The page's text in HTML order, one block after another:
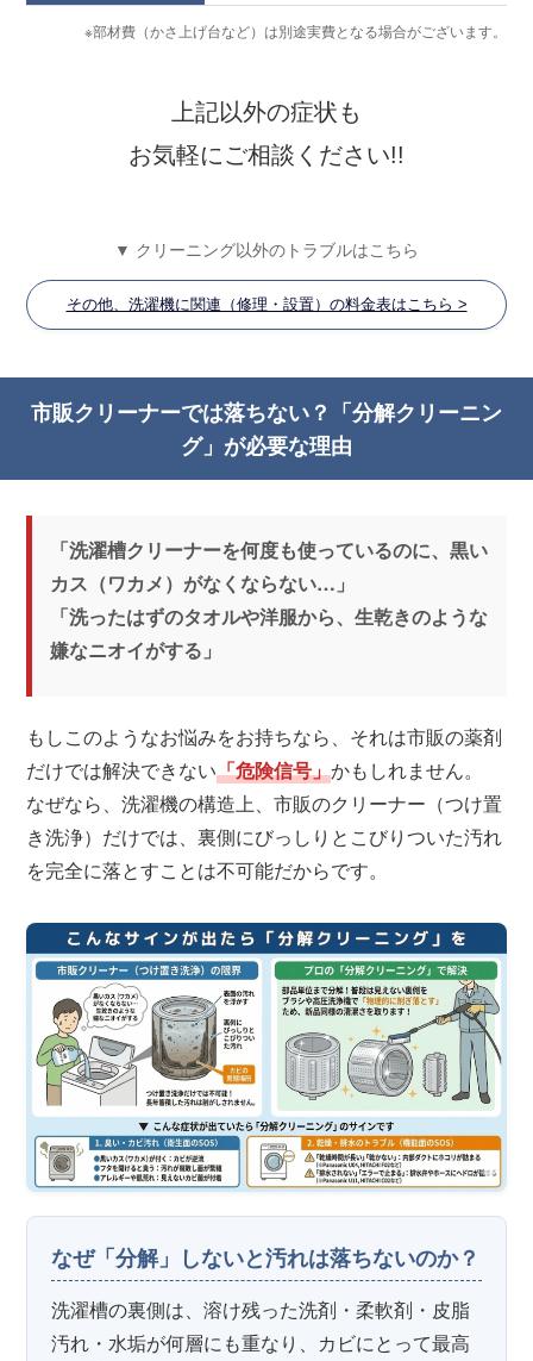
※部材費（かさ上げ台など）は別途実費となる場合がございます。
上記以外の症状も
お気軽にご相談ください!!
▼ クリーニング以外のトラブルはこちら
その他、洗濯機に関連（修理・設置）の料金表はこちら >
市販クリーナーでは落ちない？「分解クリーニン
グ」が必要な理由
「洗濯槽クリーナーを何度も使っているのに、黒い
カス（ワカメ）がなくならない…」
「洗ったはずのタオルや洋服から、生乾きのような
嫌なニオイがする」
もしこのようなお悩みをお持ちなら、それは市販の薬剤
だけでは解決できない「危険信号」かもしれません。
なぜなら、洗濯機の構造上、市販のクリーナー（つけ置
き洗浄）だけでは、裏側にびっしりとこびりついた汚れ
を完全に落とすことは不可能だからです。
なぜ「分解」しないと汚れは落ちないのか？
洗濯槽の裏側は、溶け残った洗剤・柔軟剤・皮脂
汚れ・水垢が何層にも重なり、カビにとって最高